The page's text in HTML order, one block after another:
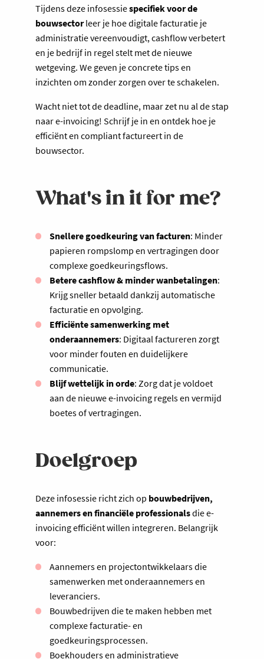
Tijdens deze infosessiespecifiek voor de
bouwsectorleer je hoe digitale facturatie je
administratie vereenvoudigt, cashflow verbetert
en je bedrijf in regel stelt met de nieuwe
wetgeving. We geven je concrete tips en
inzichten om zonder zorgen over te schakelen.
Wacht niet tot de deadline, maar zet nu al de stap
naar e-invoicing! Schrijf je in en ontdek hoe je
efficiënt en compliant factureert in de
bouwsector.
What's in it for me?
Snellere goedkeuring van facturen: Minder
papieren rompslomp en vertragingen door
complexe goedkeuringsflows.
Betere cashflow & minder wanbetalingen:
Krijg sneller betaald dankzij automatische
facturatie en opvolging.
Efficiënte samenwerking met
onderaannemers: Digitaal factureren zorgt
voor minder fouten en duidelijkere
communicatie.
Blijf wettelijk in orde: Zorg dat je voldoet
aan de nieuwe e-invoicing regels en vermijd
boetes of vertragingen.
Doelgroep
Deze infosessie richt zich op bouwbedrijven,
aannemers en financiële professionalsdie e-
invoicing efficiënt willen integreren. Belangrijk
voor:
Aannemers en projectontwikkelaars die
samenwerken met onderaannemers en
leveranciers.
Bouwbedrijven die te maken hebben met
complexe facturatie- en
goedkeuringsprocessen.
Boekhouders en administratieve